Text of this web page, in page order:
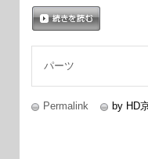
パーツ
Permalink by HD